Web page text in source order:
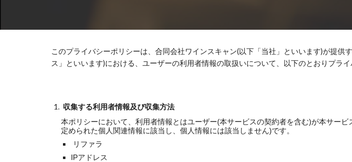
このプライバシーポリシーは、合同会社ワインスキャン(以下「当社」といいます)が提
ス」といいます)における、ユーザーの利用者情報の取扱いについて、以下のとおりプラ
収集する利用者情報及び収集方法
本ポリシーにおいて、利用者情報とはユーザー(本サービスの契約者を含む)が本サー
定められた個人関連情報に該当し、個人情報には該当しません)です。
リファラ
IPアドレス